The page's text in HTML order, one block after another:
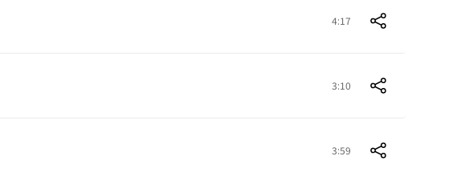
4:17
3:10
3:59